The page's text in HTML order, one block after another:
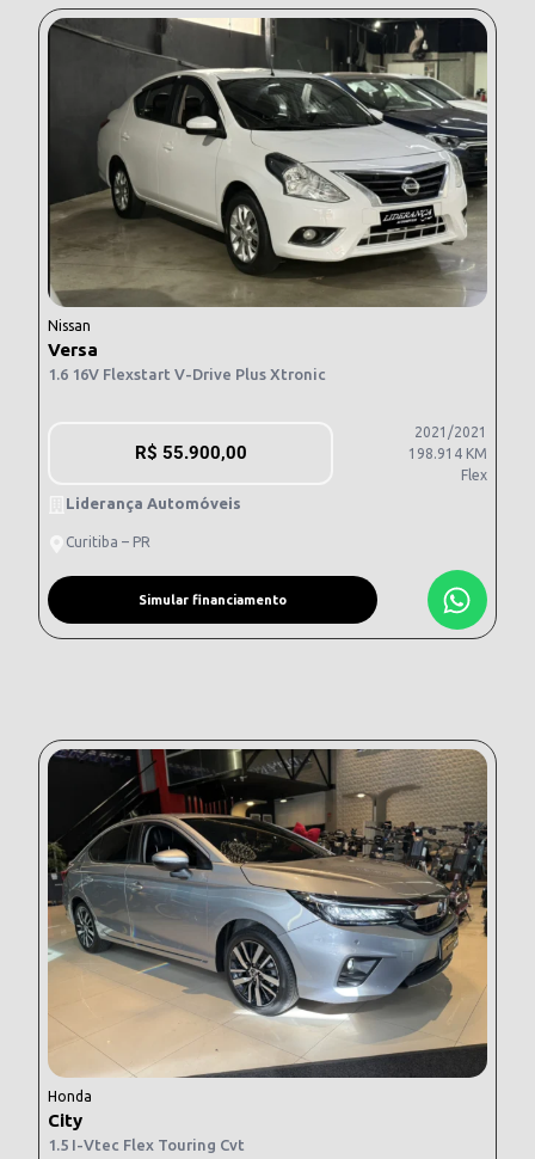
Nissan
Versa
1.6 16V Flexstart V-Drive Plus Xtronic
R$ 55.900,00
2021/2021
198.914 KM
Flex
Liderança Automóveis
Curitiba – PR
Simular financiamento
Honda
City
1.5 I-Vtec Flex Touring Cvt